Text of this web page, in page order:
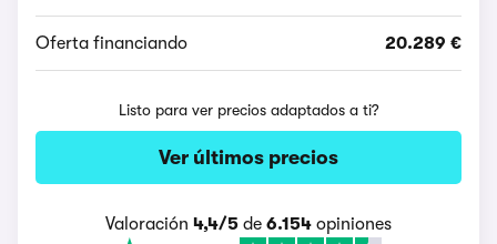
Oferta financiando 20.289 €
Listo para ver precios adaptados a ti?
Ver últimos precios
Valoración 4,4/5 de 6.154 opiniones